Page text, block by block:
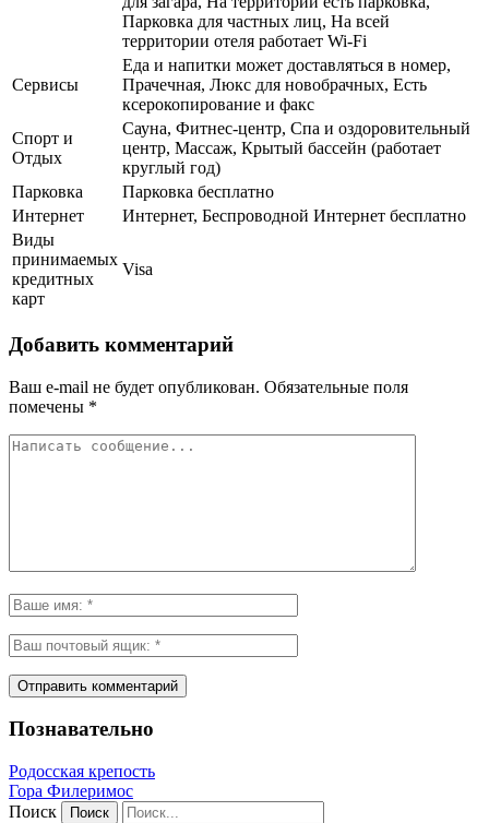
Парковка для частных лиц, На всей
территории отеля работает Wi-Fi
Сервисы
Еда и напитки может доставляться в номер,
Прачечная, Люкс для новобрачных, Есть
ксерокопирование и факс
Спорт и
Отдых
Сауна, Фитнес-центр, Спа и оздоровительный
центр, Массаж, Крытый бассейн (работает
круглый год)
Парковка
Парковка бесплатно
Интернет
Интернет, Беспроводной Интернет бесплатно
Виды
принимаемых
кредитных
карт
Visa
Добавить комментарий
Ваш e-mail не будет опубликован. Обязательные поля
помечены *
Познавательно
Родосская крепость
Гора Филеримос
Поиск